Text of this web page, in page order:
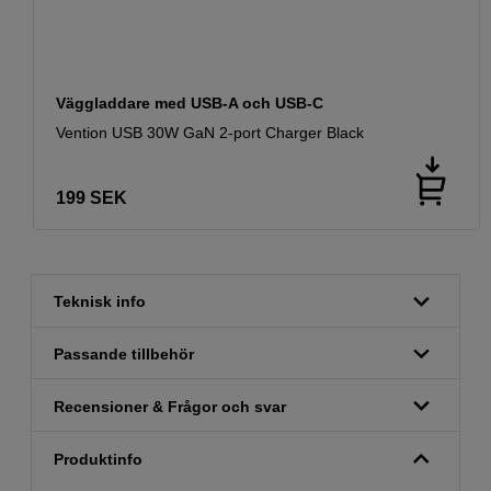
Väggladdare med USB-A och USB-C
Vention USB 30W GaN 2-port Charger Black
199 SEK
Teknisk info
Passande tillbehör
Recensioner & Frågor och svar
Produktinfo